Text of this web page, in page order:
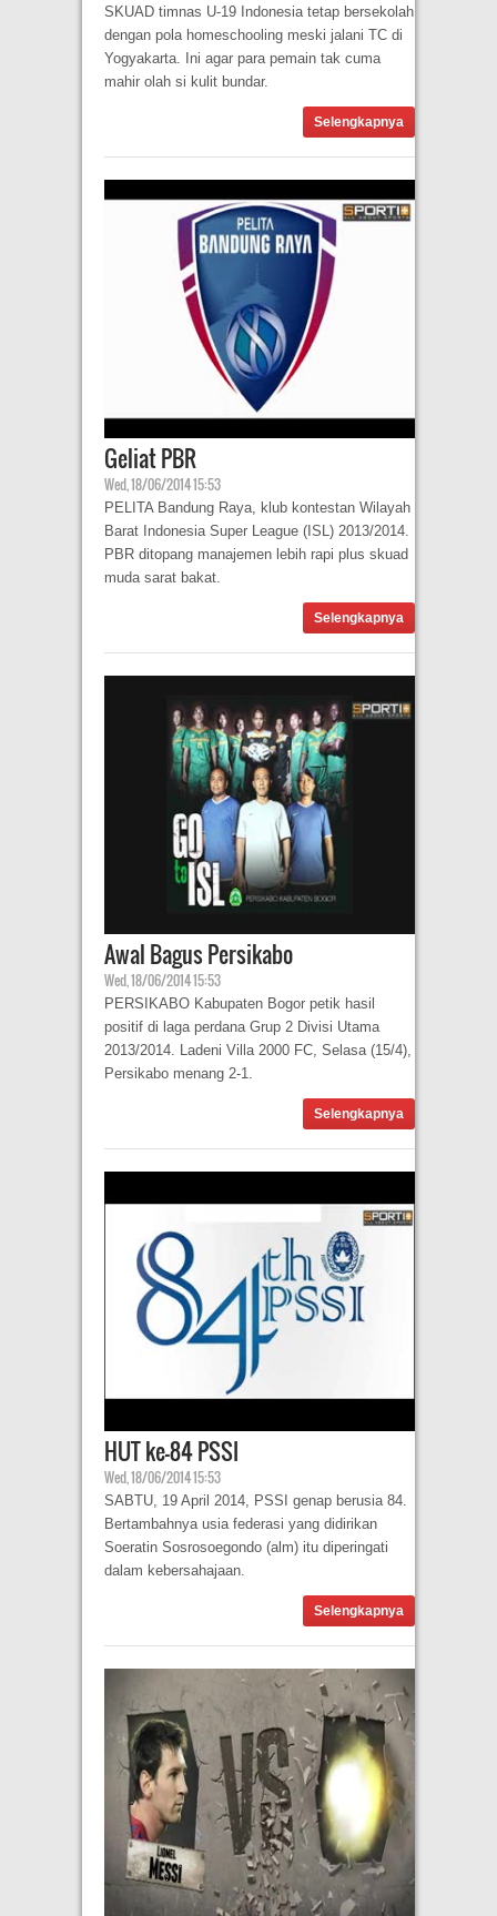
SKUAD timnas U-19 Indonesia tetap bersekolah
dengan pola homeschooling meski jalani TC di
Yogyakarta. Ini agar para pemain tak cuma
mahir olah si kulit bundar.
Selengkapnya
Geliat PBR
Wed, 18/06/2014 15:53
PELITA Bandung Raya, klub kontestan Wilayah
Barat Indonesia Super League (ISL) 2013/2014.
PBR ditopang manajemen lebih rapi plus skuad
muda sarat bakat.
Selengkapnya
Awal Bagus Persikabo
Wed, 18/06/2014 15:53
PERSIKABO Kabupaten Bogor petik hasil
positif di laga perdana Grup 2 Divisi Utama
2013/2014. Ladeni Villa 2000 FC, Selasa (15/4),
Persikabo menang 2-1.
Selengkapnya
HUT ke-84 PSSI
Wed, 18/06/2014 15:53
SABTU, 19 April 2014, PSSI genap berusia 84.
Bertambahnya usia federasi yang didirikan
Soeratin Sosrosoegondo (alm) itu diperingati
dalam kebersahajaan.
Selengkapnya